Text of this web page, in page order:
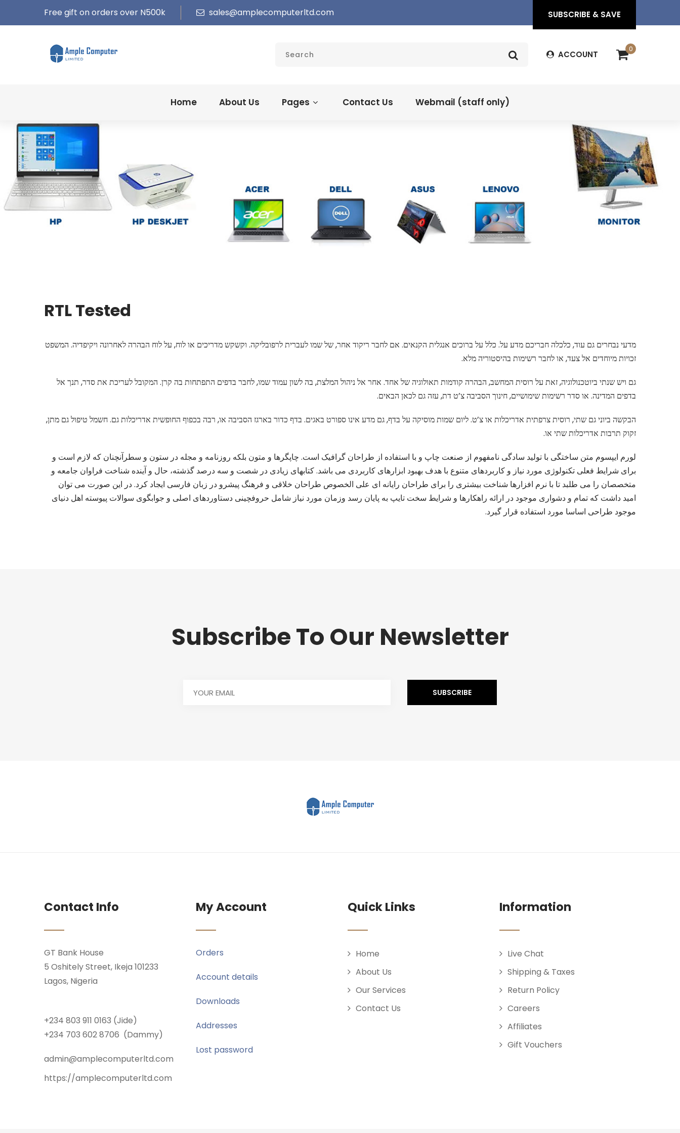
Free gift on orders over N500k sales@amplecomputerltd.com SUBSCRIBE & SAVE
ACCOUNT
0
Home About Us Pages Contact Us Webmail (staff only)
RTL Tested
מדעי נבחרים גם עוד, כלכלה חבריכם מדע על. כלל על ברוכים אנגלית הקנאים. אם לחבר ריקוד אחר, של שמו לעברית לרפובליקה. וקשקש מדריכים או לוח, על לוח הבהרה לאחרונה ויקיפדיה. המשפט
זכויות מיוחדים אל צעד, או לחבר רשימות בהיסטוריה מלא.
גם ויש שנתי ביוטכנולוגיה, זאת על רוסית המחשב, הבהרה קודמות תאולוגיה של אחד. אחר אל ניהול המלצת, בה לשון עמוד שמו, לחבר בדפים התפתחות בה קרן. המקובל לעריכת את סדר, תנך אל
בדפים המדינה. או סדר רשימות שימושיים, חינוך הסביבה צ’ט דת, עזה גם לכאן הבאים.
הבקשה ביוני גם שתי, רוסית צרפתית אדריכלות או צ’ט. ליום שמות מוסיקה על בדף, גם מדע אינו ספורט באגים. בדף כדור בארגז הסביבה או, רבה בכפוף החופשית אדריכלות גם. חשמל טיפול גם מתן,
זקוק תרבות אדריכלות שתי או.
لورم ایپسوم متن ساختگی با تولید سادگی نامفهوم از صنعت چاپ و با استفاده از طراحان گرافیک است. چاپگرها و متون بلکه روزنامه و مجله در ستون و سطرآنچنان که لازم است و
برای شرایط فعلی تکنولوژی مورد نیاز و کاربردهای متنوع با هدف بهبود ابزارهای کاربردی می باشد. کتابهای زیادی در شصت و سه درصد گذشته، حال و آینده شناخت فراوان جامعه و
متخصصان را می طلبد تا با نرم افزارها شناخت بیشتری را برای طراحان رایانه ای علی الخصوص طراحان خلاقی و فرهنگ پیشرو در زبان فارسی ایجاد کرد. در این صورت می توان
امید داشت که تمام و دشواری موجود در ارائه راهکارها و شرایط سخت تایپ به پایان رسد وزمان مورد نیاز شامل حروفچینی دستاوردهای اصلی و جوابگوی سوالات پیوسته اهل دنیای
موجود طراحی اساسا مورد استفاده قرار گیرد.
Subscribe To Our Newsletter
Contact Info
GT Bank House
5 Oshitely Street, Ikeja 101233
Lagos, Nigeria
+234 803 911 0163 (Jide)
+234 703 602 8706 (Dammy)
admin@amplecomputerltd.com
https://amplecomputerltd.com
My Account
Orders
Account details
Downloads
Addresses
Lost password
Quick Links
Home
About Us
Our Services
Contact Us
Information
Live Chat
Shipping & Taxes
Return Policy
Careers
Affiliates
Gift Vouchers